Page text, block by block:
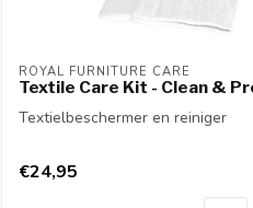
ROYAL FURNITURE CARE
Textile Care Kit - Clean &
Textielbeschermer en reiniger
€24,95